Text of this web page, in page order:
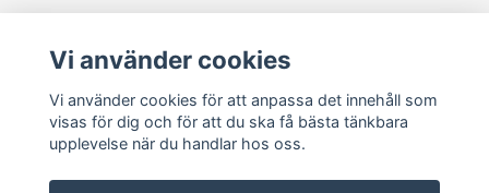
Vi använder cookies
Vi använder cookies för att anpassa det innehåll som
visas för dig och för att du ska få bästa tänkbara
upplevelse när du handlar hos oss.